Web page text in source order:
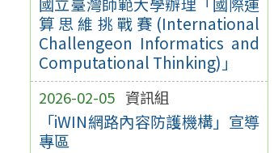
算思維挑戰賽(International
Challengeon Informatics and
Computational Thinking)」
2026-02-05 資訊組
「iWIN網路內容防護機構」宣導
專區